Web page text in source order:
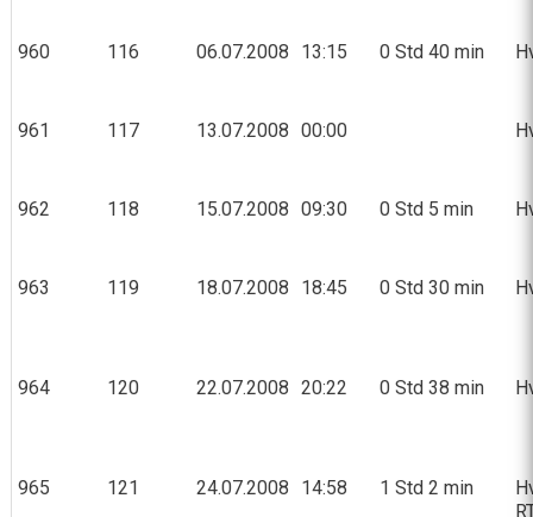
960 116 06.07.2008 13:15 0 Std 40 min
961 117 13.07.2008 00:00
962 118 15.07.2008 09:30 0 Std 5 min
963 119 18.07.2008 18:45 0 Std 30 min
964 120 22.07.2008 20:22 0 Std 38 min
965 121 24.07.2008 14:58 1 Std 2 min